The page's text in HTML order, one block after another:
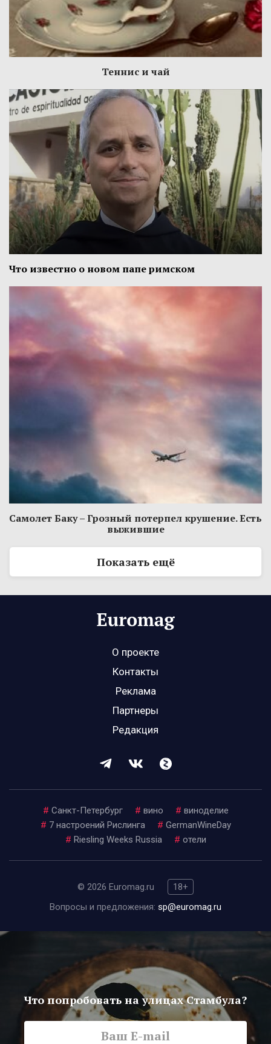
Теннис и чай
Что известно о новом папе римском
Самолет Баку – Грозный потерпел крушение. Есть
выжившие
Показать ещё
О проекте
Контакты
Реклама
Партнеры
Редакция
# Санкт-Петербург # вино # виноделие
# 7 настроений Рислинга # GermanWineDay
# Riesling Weeks Russia # отели
© 2026 Euromag.ru
18+
Вопросы и предложения: sp@euromag.ru
Что попробовать на улицах Стамбула?